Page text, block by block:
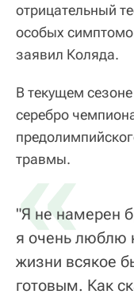
отрицательный
особых
заявил Коляда.
В текущем
серебро
травмы.
«
"Я не намерен
я очень люблю
жизни всякое
готовым. Как